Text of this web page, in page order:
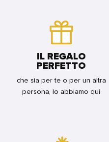
RISTAMPA
IL REGALO
PERFETTO
che sia per te o per un altra
persona, lo abbiamo qui